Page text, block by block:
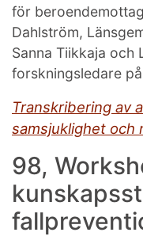
för
Dahlström,
Sanna Tiikkaja och
forskningsledare
Transkribering av
samsjuklighet och
98,